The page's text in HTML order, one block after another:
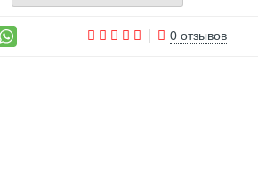
0 отзывов